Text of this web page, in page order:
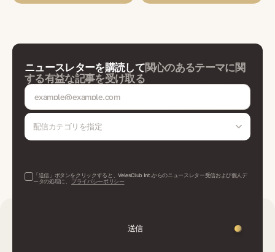
ニュースレターを購読して関心のあるテーマに関
する有益な記事を受け取る
配信カテゴリを指定
「送信」ボタンをクリックすると、VelesClub Int.からのニュースレター受信および個人デ
ータの処理に、
プライバシーポリシー
送信